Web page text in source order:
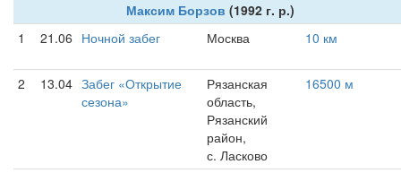
Максим Борзов (1992 г. р.)
1
21.06 Ночной забег Москва 10 км
2 13.04 Забег «Открытие
сезона»
Рязанская
область,
Рязанский
район,
с. Ласково
16500 м